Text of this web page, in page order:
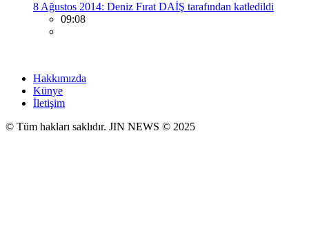
8 Ağustos 2014: Deniz Fırat DAİŞ tarafından katledildi
09:08
Hakkımızda
Künye
İletişim
© Tüm hakları saklıdır. JIN NEWS © 2025